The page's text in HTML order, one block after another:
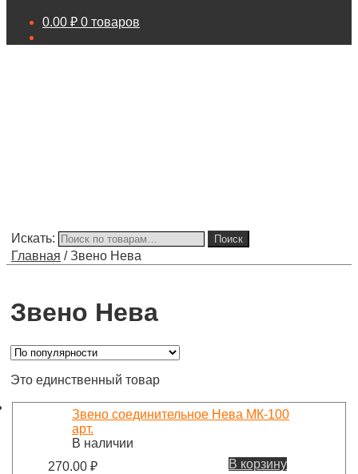
0.00 ₽ 0 товаров
Искать: Поиск
Главная /Звено Нева
Звено Нева
Это единственный товар
Звено соединительное Нева МК-100
арт.
В наличии
270.00 ₽ В корзину